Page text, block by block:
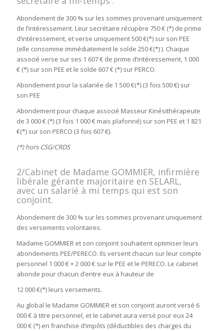
Abondement de 300 % sur les sommes provenant uniquement
de l’intéressement. Leur secrétaire récupère 750 € (*) de prime
d’intéressement, et verse uniquement 500 €(*) sur son PEE
(elle consomme immédiatement le solde 250 €(*) ). Chaque
associé verse sur ses 1 607 € de prime d’intéressement, 1 000
€ (*) sur son PEE et le solde 607 € (*) sur PERCO.
Abondement pour la salariée de 1 500 €(*) (3 fois 500 €) sur
son PEE
Abondement pour chaque associé Masseur Kinésithérapeute
de 3 000 € (*) (3 fois 1 000 € mais plafonné) sur son PEE et 1 821
€(*) sur son PERCO (3 fois 607 €).
(*) hors CSG/CRDS
2/Cabinet de Madame GOMMIER, infirmière
libérale gérante majoritaire en SELARL,
avec un salarié à mi temps qui est son
conjoint.
Abondement de 300 % sur les sommes provenant uniquement
des versements volontaires.
Madame GOMMIER et son conjoint souhaitent optimiser leurs
abondements PEE/PERECO. Ils versent chacun sur leur compte
personnel 1 000 € + 2 000 € sur le PEE et le PERECO. Le cabinet
abonde pour chacun d’entre eux à hauteur de
12 000 €(*) leurs versements.
Au global le Madame GOMMIER et son conjoint auront versé 6
000 € à titre personnel, et le cabinet aura versé pour eux 24
000 € (*) en franchise d’impôts (déductibles des charges du